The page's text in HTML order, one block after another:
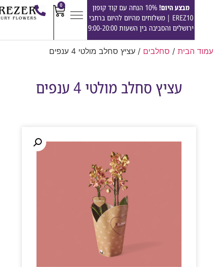
מבצע היום!
10% הנחה עם קוד קופון
EREZ10 | משלוחים מהיום להיום ברחבי
ירושלים והסביבה בין השעות 9:00-20:00
/סחלבים/ עציץ סחלב מולטי 4 ענפים
עציץ סחלב מולטי 4 ענפים